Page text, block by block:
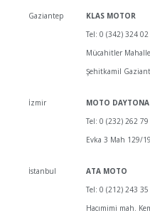
Gaziantep
KLAS MOTOR
Tel: 0 (342) 324 02
Mücahitler
Şehitkamil
İzmir
MOTO DAYTONA
Tel: 0 (232) 262 79
Evka 3 Mah 129/
İstanbul
ATA MOTO
Tel: 0 (212) 243
Hacımimi mah.